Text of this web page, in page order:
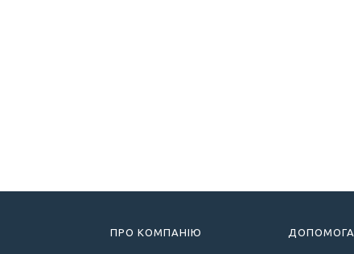
ПРО КОМПАНІЮ ДОПОМОГА